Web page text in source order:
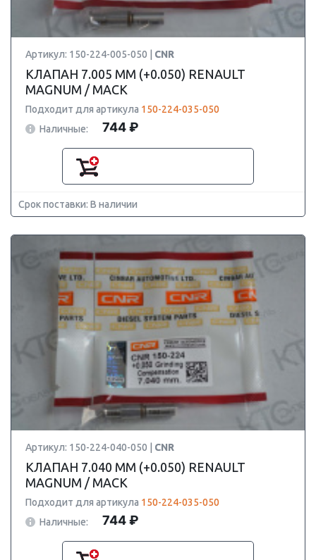
Артикул: 150-224-005-050 | CNR
КЛАПАН 7.005 ММ (+0.050) RENAULT
MAGNUM / MACK
Подходит для артикула 150-224-035-050
Наличные:
744 ₽
Срок поставки: В наличии
Артикул: 150-224-040-050 | CNR
КЛАПАН 7.040 ММ (+0.050) RENAULT
MAGNUM / MACK
Подходит для артикула 150-224-035-050
Наличные:
744 ₽